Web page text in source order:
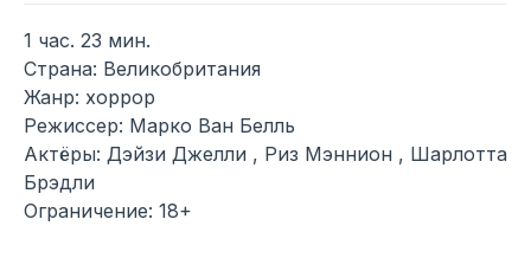
1 час. 23 мин.
Страна: Великобритания
Жанр: хоррор
Режиссер: Марко Ван Белль
Актёры: Дэйзи Джелли , Риз Мэннион , Шарлотта
Брэдли
Ограничение: 18+